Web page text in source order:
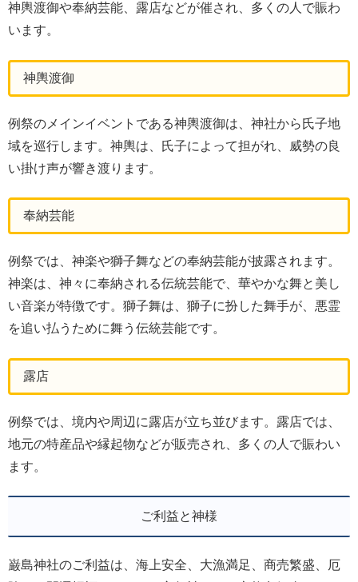
神輿渡御や奉納芸能、露店などが催され、多くの人で賑わ
います。
神輿渡御
例祭のメインイベントである神輿渡御は、神社から氏子地
域を巡行します。神輿は、氏子によって担がれ、威勢の良
い掛け声が響き渡ります。
奉納芸能
例祭では、神楽や獅子舞などの奉納芸能が披露されます。
神楽は、神々に奉納される伝統芸能で、華やかな舞と美し
い音楽が特徴です。獅子舞は、獅子に扮した舞手が、悪霊
を追い払うために舞う伝統芸能です。
露店
例祭では、境内や周辺に露店が立ち並びます。露店では、
地元の特産品や縁起物などが販売され、多くの人で賑わい
ます。
ご利益と神様
巌島神社のご利益は、海上安全、大漁満足、商売繁盛、厄